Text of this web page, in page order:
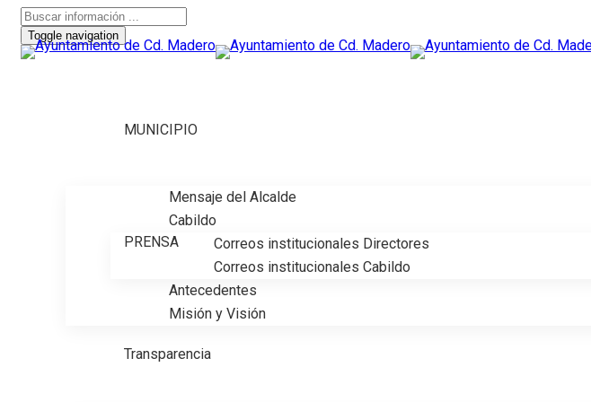
Toggle navigation
MUNICIPIO
Mensaje del Alcalde
Cabildo
Correos institucionales Directores
Correos institucionales Cabildo
Antecedentes
Misión y Visión
PRENSA
Transparencia